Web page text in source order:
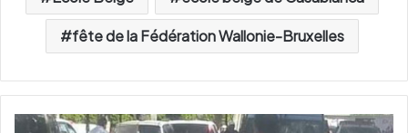
fête de la Fédération Wallonie-Bruxelles
T